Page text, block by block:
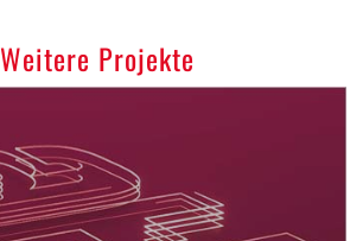
Weitere Projekte